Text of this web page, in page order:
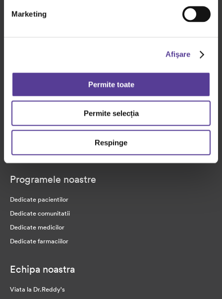
Marketing
Afişare
Permite toate
Permite selecția
Respinge
Promisiunile noastre
Raport financiar
Medicamentele noastre
Programele noastre
Dedicate pacientilor
Dedicate comunitatii
Dedicate medicilor
Dedicate farmaciilor
Echipa noastra
Viata la Dr.Reddy's